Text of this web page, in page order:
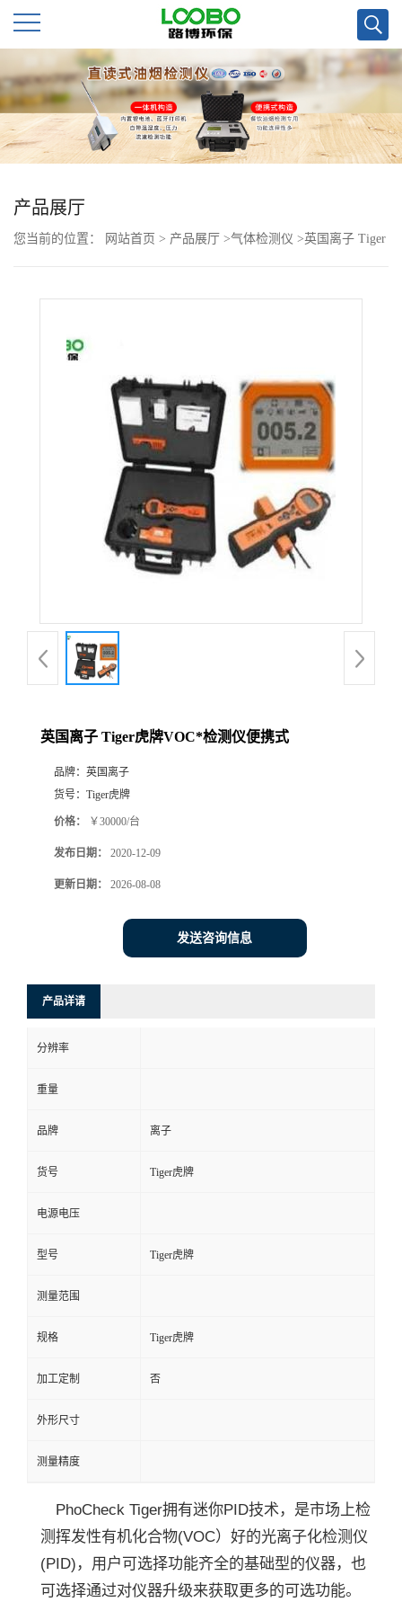
公
司
首
页
公
品
厅
系
言
产品展厅
您当前的位置： 网站首页 > 产品展厅 >气体检测仪 >英国离子 Tiger
英国离子 Tiger虎牌VOC*检测仪便携式
品牌： 英国离子
货号： Tiger虎牌
价格： ￥30000/台
发布日期： 2020-12-09
更新日期： 2026-08-08
发送咨询信息
产品详请
分辨率
重量
品牌 离子
货号 Tiger虎牌
电源电压
型号 Tiger虎牌
测量范围
规格 Tiger虎牌
加工定制 否
外形尺寸
测量精度
PhoCheck Tiger拥有迷你PID技术，是市场上检
测挥发性有机化合物(VOC）好的光离子化检测仪
(PID)，用户可选择功能齐全的基础型的仪器，也
可选择通过对仪器升级来获取更多的可选功能。